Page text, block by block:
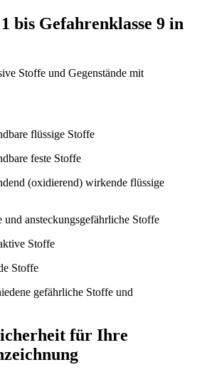
bis Gefahrenklasse 9 in
Stoffe und Gegenstände mit
flüssige Stoffe
feste Stoffe
(oxidierend) wirkende flüssige
und ansteckungsgefährliche Stoffe
Stoffe
Stoffe
gefährliche Stoffe und
für Ihre